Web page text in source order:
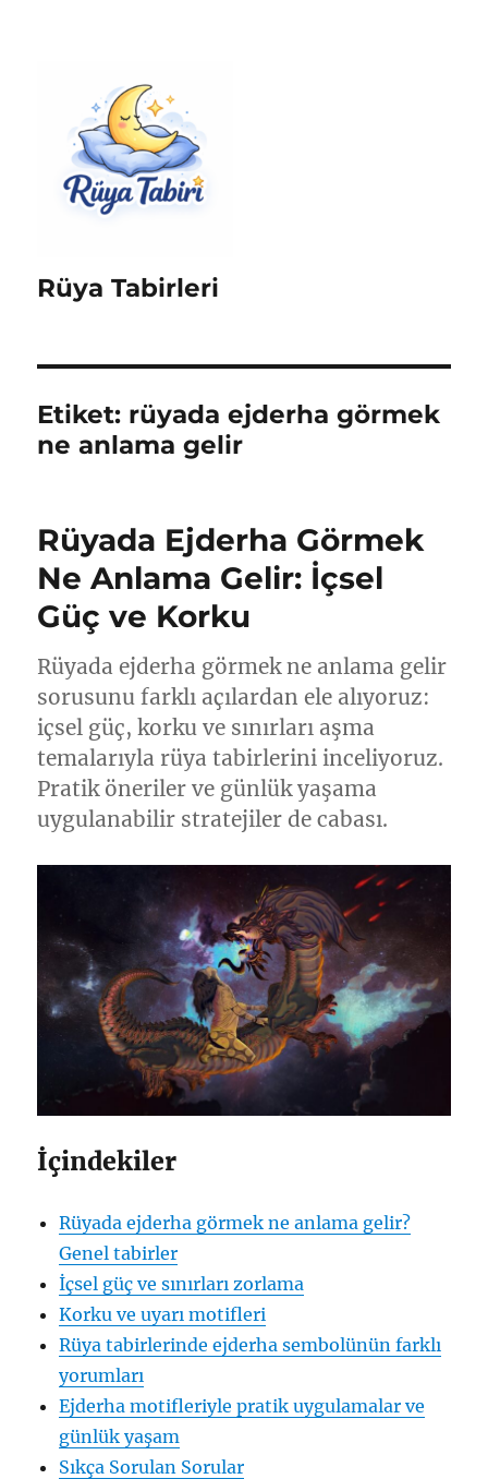
Rüya Tabirleri
Etiket: rüyada ejderha görmek
ne anlama gelir
Rüyada Ejderha Görmek
Ne Anlama Gelir: İçsel
Güç ve Korku
Rüyada ejderha görmek ne anlama gelir
sorusunu farklı açılardan ele alıyoruz:
içsel güç, korku ve sınırları aşma
temalarıyla rüya tabirlerini inceliyoruz.
Pratik öneriler ve günlük yaşama
uygulanabilir stratejiler de cabası.
İçindekiler
Rüyada ejderha görmek ne anlama gelir?
Genel tabirler
İçsel güç ve sınırları zorlama
Korku ve uyarı motifleri
Rüya tabirlerinde ejderha sembolünün farklı
yorumları
Ejderha motifleriyle pratik uygulamalar ve
günlük yaşam
Sıkça Sorulan Sorular